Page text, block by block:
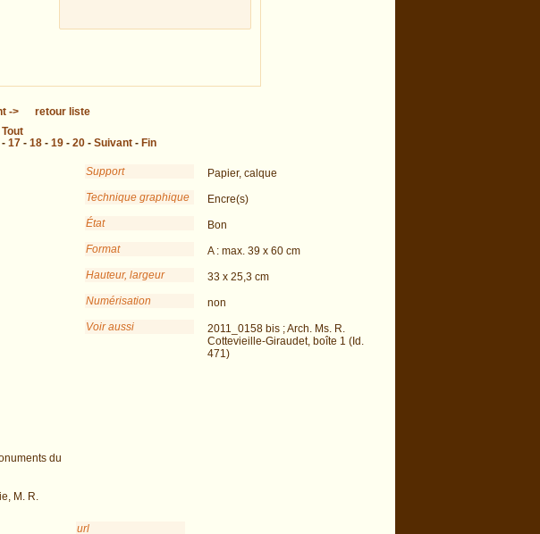
->
retour liste
Tout
- 17 - 18 - 19 - 20 - Suivant - Fin
du
M. R.
Support
Papier, calque
Technique graphique
Encre(s)
État
Bon
Format
A : max. 39 x 60 cm
Hauteur, largeur
33 x 25,3 cm
Numérisation
non
Voir aussi
2011_0158 bis ; Arch. Ms. R.
Cottevieille-Giraudet, boîte 1 (Id.
471)
url